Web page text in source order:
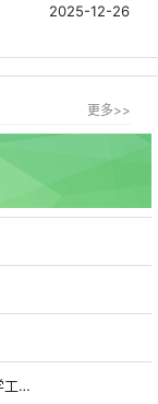
2025-12-26
更多>>
• 市教委关于做好2019级、2020级和2021级具有天津市户籍在外省市普通高中就读学生转学工作的通知